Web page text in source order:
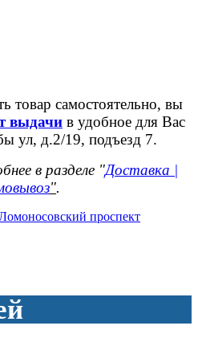
товар самостоятельно, вы
выдачи в удобное для Вас
ул, д.2/19, подъезд 7.
в разделе "Доставка |
".